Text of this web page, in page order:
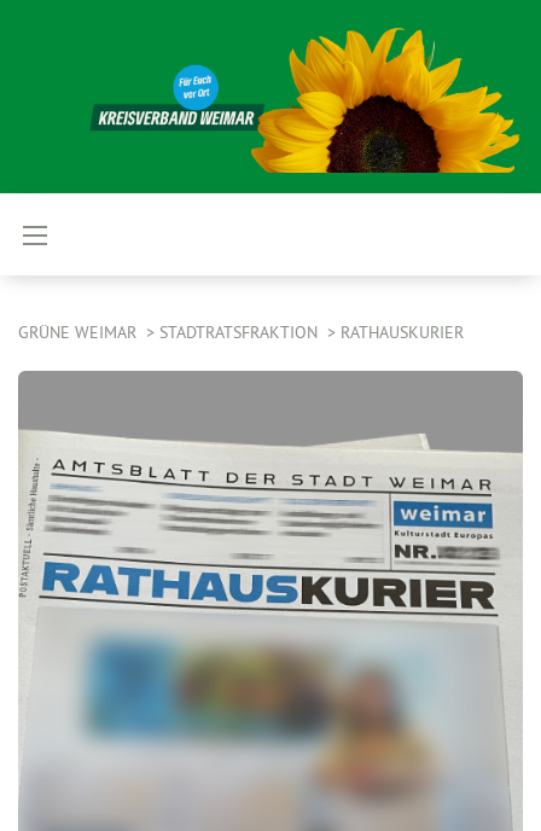
GRÜNE WEIMAR STADTRATSFRAKTION RATHAUSKURIER